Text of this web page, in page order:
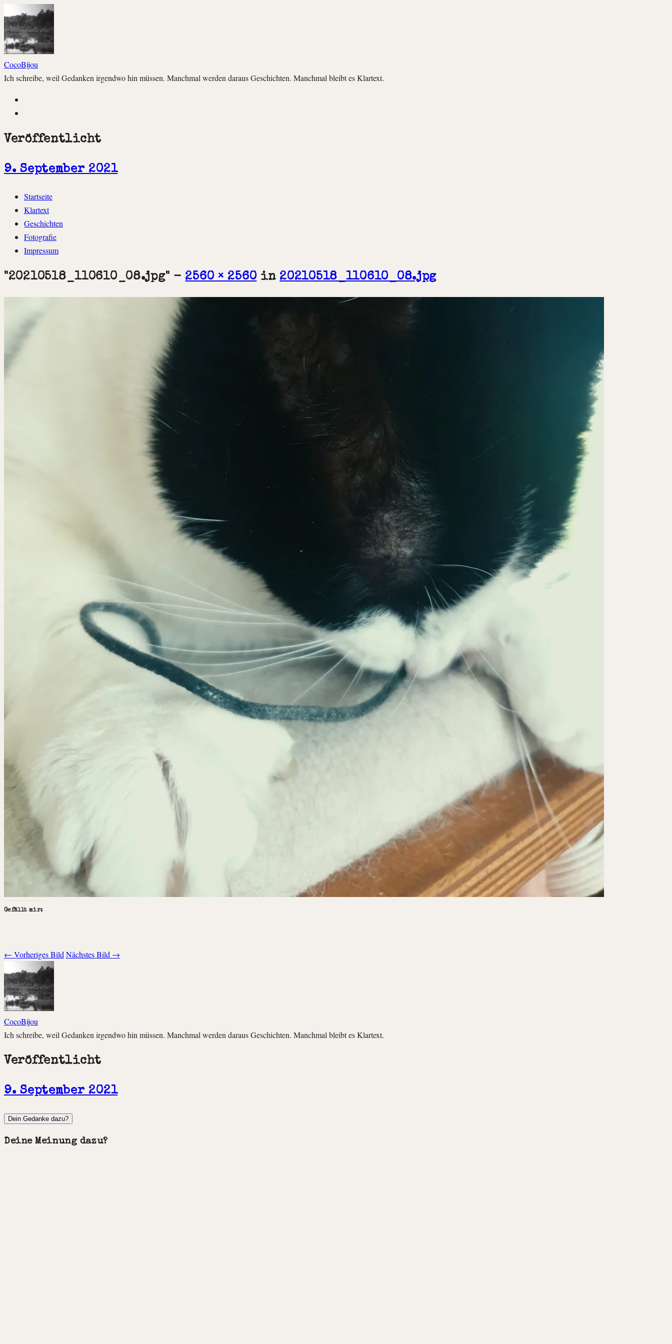
CocoBijou
Ich schreibe, weil Gedanken irgendwo hin müssen. Manchmal werden daraus Geschichten. Manchmal bleibt es Klartext.
Veröffentlicht
9. September 2021
Zum
Inhalt
springen
Startseite
Klartext
Geschichten
Fotografie
Impressum
"20210518_110610_08.jpg" - 2560 × 2560in 20210518_110610_08.jpg
Gefällt mir:
← Vorheriges Bild Nächstes Bild →
CocoBijou
Ich schreibe, weil Gedanken irgendwo hin müssen. Manchmal werden daraus Geschichten. Manchmal bleibt es Klartext.
Veröffentlicht
9. September 2021
Dein Gedanke dazu?
Deine Meinung dazu?